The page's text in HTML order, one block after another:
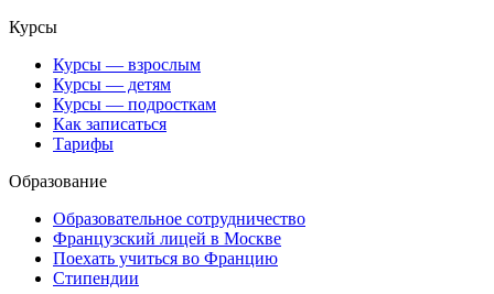
Курсы
Курсы — взрослым
Курсы — детям
Курсы — подросткам
Как записаться
Тарифы
Образование
Образовательное сотрудничество
Французский лицей в Москве
Поехать учиться во Францию
Стипендии